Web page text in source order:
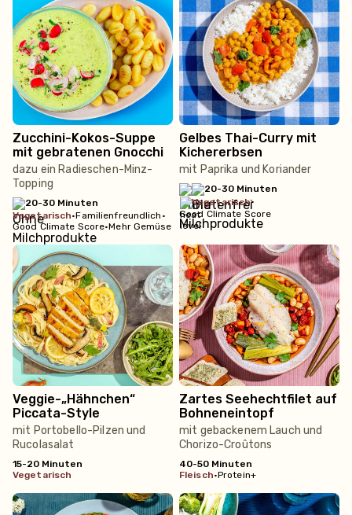
Zucchini-Kokos-Suppe
mit gebratenen Gnocchi
dazu ein Radieschen-Minz-
Topping
20-30 Minuten
vegetarisch•Familienfreundlich •
Good Climate Score•Mehr Gemüse
Gelbes Thai-Curry mit
Kichererbsen
mit Paprika und Koriander
20-30 Minuten
vegetarisch•
Good Climate Score
Veggie-„Hähnchen“
Piccata-Style
mit Portobello-Pilzen und
Rucolasalat
15-20 Minuten
vegetarisch
Zartes Seehechtfilet auf
Bohneneintopf
mit gebackenem Lauch und
Chorizo-Croûtons
40-50 Minuten
fleisch•Protein+